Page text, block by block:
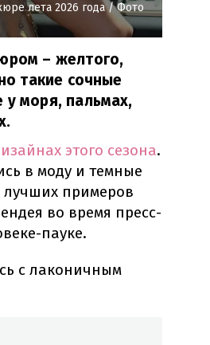
лета 2026 года/ Фото
– желтого,
такие сочные
моря, пальмах,
этого сезона.
в моду и темные
лучших примеров
во время пресс-
пауке.
с лаконичным